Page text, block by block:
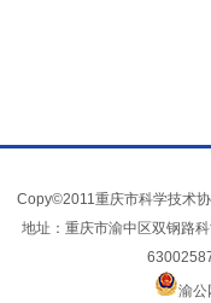
Copy©2011重庆市科学技术
地址：重庆市渝中区双钢路
渝公